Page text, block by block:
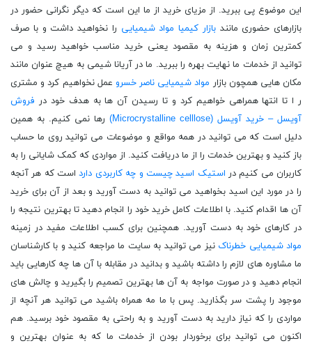
این موضوع پی ببرید. از مزیای خرید از ما این است که دیگر نگرانی حضور در
بازارهای حضوری مانندبازار کیمیا مواد شیمیایی را نخواهید داشت و با صرف
کمترین زمان و هزینه به مقصود یعنی خرید مناسب خواهید رسید و می
توانید از خدمات ما نهایت بهره را ببرید. ما در آریانا شیمی به هیچ عنوان مانند
مکان هایی همچون بازار مواد شیمیایی ناصر خسرو عمل نخواهیم کرد و مشتری
ر ا تا انتها همراهی خواهیم کرد و تا رسیدن آن ها به هدف خود در فروش
آویسل – خرید آویسل (Microcrystalline celllose)
رها نمی کنیم. به همین
دلیل است که می توانید در همه مواقع و موضوعات می توانید روی ما حساب
باز کنید و بهترین خدمات را از ما دریافت کنید. از مواردی که کمک شایانی را به
کاربران می کنیم در استیک اسید چیست و چه کاربردی دارداست که هر آنجه
را در مورد این اسید بخواهید می توانید به دست آورید و بعد از آن برای خرید
آن ها اقدام کنید. با اطلاعات کامل خرید خود را انجام دهید تا بهترین نتیجه را
در کارهای خود به دست آورید. همچنین برای کسب اطلاعات مفید در زمینه
مواد شیمیایی خطرناک نیز می توانید به سایت ما مراجعه کنید و با کارشناسان
ما مشاوره های لازم را داشته باشید و بدانید در مقابله با آن ها چه کارهایی باید
انجام دهید و در صورت مواجه به آن ها بهترین تصمیم را بگیرید و چالش های
موجود را پشت سر بگذارید. پس با ما مه همراه باشید می توانید هر آنچه از
مواردی را که نیاز دارید به دست آورید و به راحتی به مقصود خود برسید. هم
اکنون می توانید برای برخوردار بودن از خدمات ما که به عنوان بهترین و